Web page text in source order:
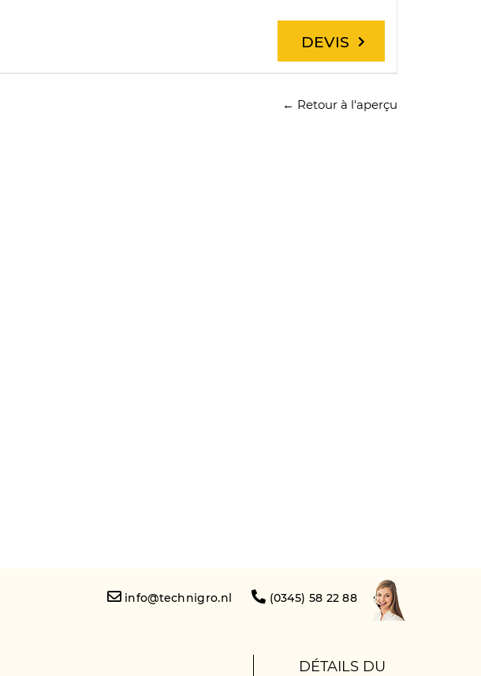
DEVIS
← Retour à l'aperçu
info@technigro.nl (0345) 58 22 88
DÉTAILS DU